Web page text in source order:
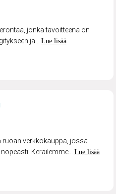
jonka tavoitteena on
ja... Lue lisää
– S-Kaupat Nouto
verkkokauppa, jossa
Keräilemme... Lue lisää